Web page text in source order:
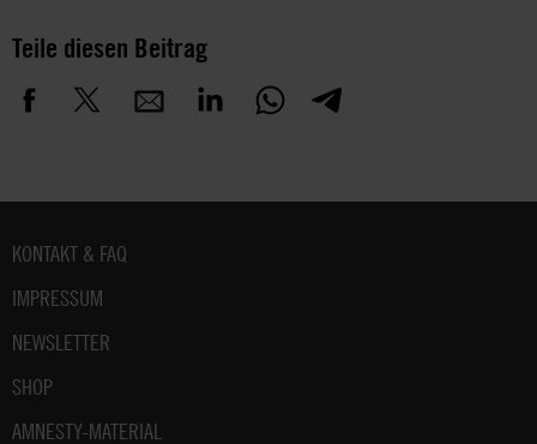
Teile diesen Beitrag
Fußbereich
KONTAKT & FAQ
IMPRESSUM
NEWSLETTER
SHOP
AMNESTY-MATERIAL